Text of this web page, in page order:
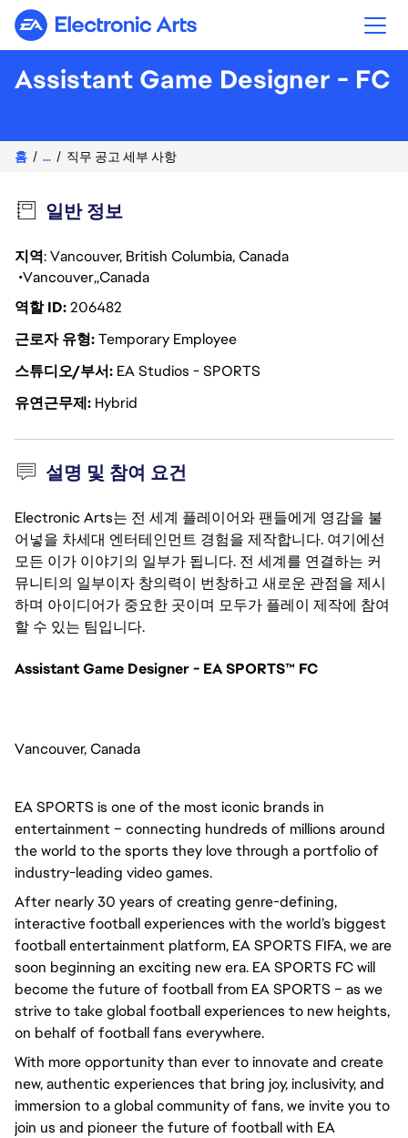
Electronic Arts
Assistant Game Designer - FC
홈 ... 직무 공고 세부 사항
일반 정보
지역: Vancouver, British Columbia, Canada
Vancouver Canada
역할 ID206482
근로자 유형Temporary Employee
스튜디오/부서 EA Studios - SPORTS
유연근무제 Hybrid
설명 및 참여 요건
Electronic Arts는 전 세계 플레이어와 팬들에게 영감을 불
어넣을 차세대 엔터테인먼트 경험을 제작합니다. 여기에선
모든 이가 이야기의 일부가 됩니다. 전 세계를 연결하는 커
뮤니티의 일부이자 창의력이 번창하고 새로운 관점을 제시
하며 아이디어가 중요한 곳이며 모두가 플레이 제작에 참여
할 수 있는 팀입니다.
Assistant Game Designer - EA SPORTS™ FC
Vancouver, Canada
EA SPORTS is one of the most iconic brands in
entertainment – connecting hundreds of millions around
the world to the sports they love through a portfolio of
industry-leading video games.
After nearly 30 years of creating genre-defining,
interactive football experiences with the world’s biggest
football entertainment platform, EA SPORTS FIFA, we are
soon beginning an exciting new era. EA SPORTS FC will
become the future of football from EA SPORTS – as we
strive to take global football experiences to new heights,
on behalf of football fans everywhere.
With more opportunity than ever to innovate and create
new, authentic experiences that bring joy, inclusivity, and
immersion to a global community of fans, we invite you to
join us and pioneer the future of football with EA